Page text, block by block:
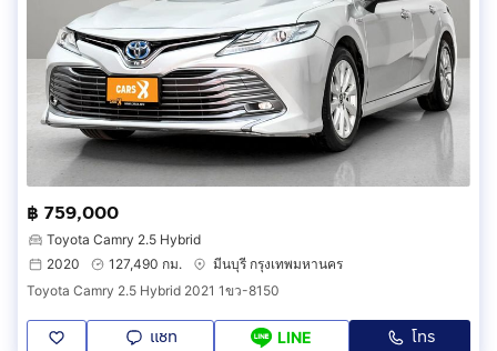
฿ 759,000
Toyota Camry 2.5 Hybrid
2020
127,490 กม.
มีนบุรี กรุงเทพมหานคร
Toyota Camry 2.5 Hybrid 2021 1ขว-8150
แชท LINE โทร